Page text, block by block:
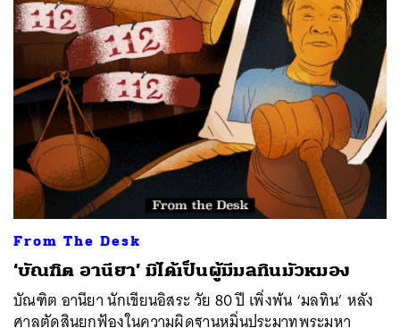
From The Desk
‘บัณฑิต อานียา’ มิได้เป็นผู้มีมลทินมัวหมอง
บัณฑิต อานียา นักเขียนอิสระ วัย 80 ปี เพิ่งพ้น ‘มลทิน’ หลัง
ศาลตัดสินยกฟ้องในความผิดฐานหมิ่นประมาทพระมหา